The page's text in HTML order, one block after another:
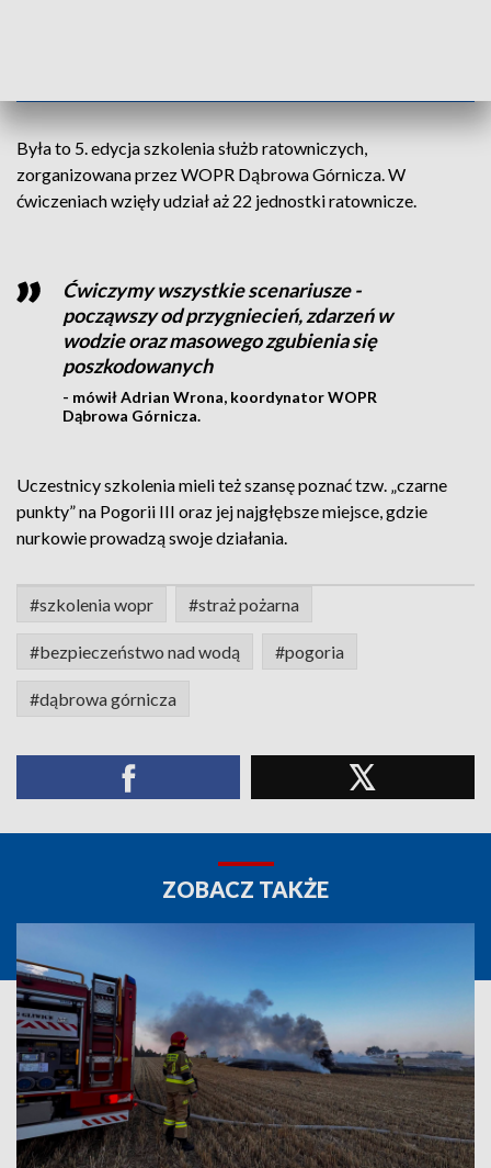
Była to 5. edycja szkolenia służb ratowniczych,
zorganizowana przez WOPR Dąbrowa Górnicza. W
ćwiczeniach wzięły udział aż 22 jednostki ratownicze.
Ćwiczymy wszystkie scenariusze -
począwszy od przygniecień, zdarzeń w
wodzie oraz masowego zgubienia się
poszkodowanych
- mówił Adrian Wrona, koordynator WOPR
Dąbrowa Górnicza.
Uczestnicy szkolenia mieli też szansę poznać tzw. „czarne
punkty” na Pogorii III oraz jej najgłębsze miejsce, gdzie
nurkowie prowadzą swoje działania.
#szkolenia wopr #straż pożarna
#bezpieczeństwo nad wodą #pogoria
#dąbrowa górnicza
ZOBACZ TAKŻE